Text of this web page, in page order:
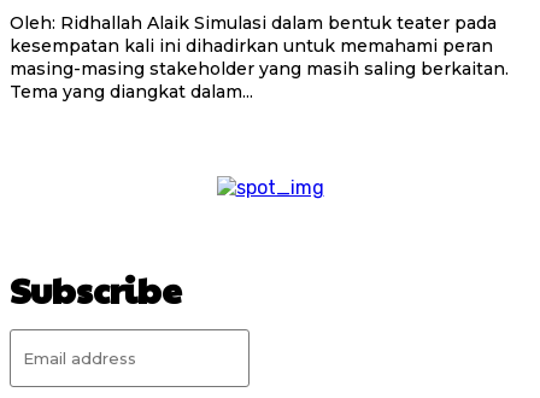
Oleh: Ridhallah Alaik Simulasi dalam bentuk teater pada
kesempatan kali ini dihadirkan untuk memahami peran
masing-masing stakeholder yang masih saling berkaitan.
Tema yang diangkat dalam...
Subscribe